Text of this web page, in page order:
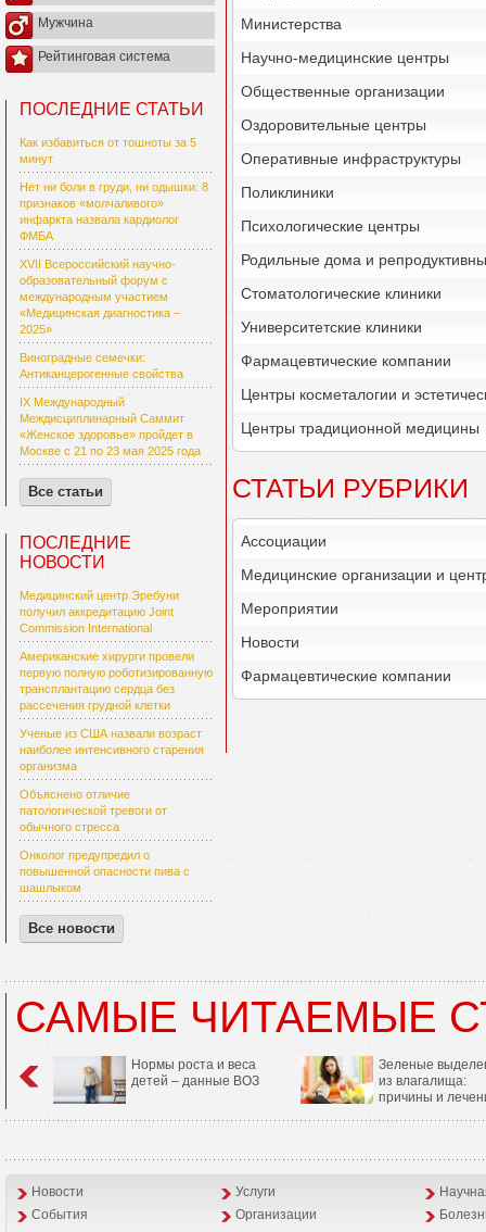
Мужчина
Рейтинговая система
ПОСЛЕДНИЕ СТАТЬИ
Как избавиться от тошноты за 5
минут
Нет ни боли в груди, ни одышки: 8
признаков «молчаливого»
инфаркта назвала кардиолог
ФМБА
XVII Всероссийский научно-
образовательный форум с
международным участием
«Медицинская диагностика –
2025»
Виноградные семечки:
Антиканцерогенные свойства
IX Международный
Междисциплинарный Саммит
«Женское здоровье» пройдет в
Москве с 21 по 23 мая 2025 года
Все статьи
ПОСЛЕДНИЕ
НОВОСТИ
Медицинский центр Эребуни
получил аккредитацию Joint
Commission International
Американские хирурги провели
первую полную роботизированную
трансплантацию сердца без
рассечения грудной клетки
Ученые из США назвали возраст
наиболее интенсивного старения
организма
Объяснено отличие
патологической тревоги от
обычного стресса
Онколог предупредил о
повышенной опасности пива с
шашлыком
Все новости
Министерства
Научно-медицинские центры
Общественные организации
Оздоровительные центры
Оперативные инфраструктуры
Поликлиники
Психологические центры
Родильные дома и
Стоматологические клиники
Университетские клиники
Фармацевтические компании
Центры косметалогии и
Центры традиционной медицины
СТАТЬИ РУБРИКИ
Ассоциации
Медицинские организации и
Мероприятии
Новости
Фармацевтические компании
САМЫЕ ЧИТАЕМЫЕ
Нормы роста и веса
детей – данные ВОЗ
Зеленые
из влагалища:
причины и
Новости Услуги
События
Организации